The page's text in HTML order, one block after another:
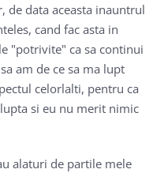
de data aceasta inauntrul
cand fac asta in
"potrivite" ca sa continui
am de ce sa ma lupt
celorlalti, pentru ca
si eu nu merit nimic
alaturi de partile mele